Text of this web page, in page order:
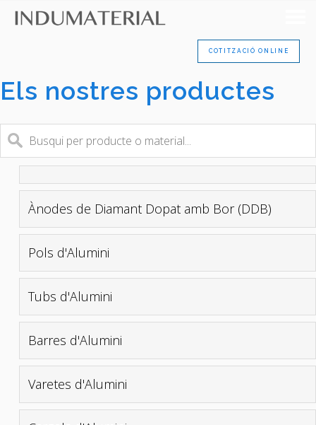
COTITZACIÓ ONLINE
Els nostres productes
Ànodes de Diamant Dopat amb Bor (DDB)
Pols d'Alumini
Tubs d'Alumini
Barres d'Alumini
Varetes d'Alumini